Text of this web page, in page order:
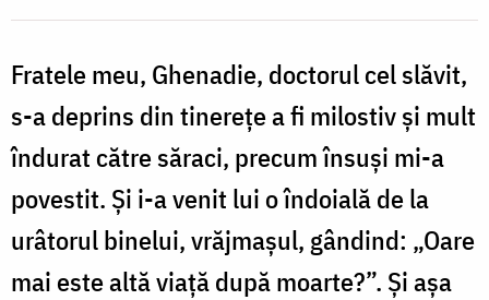
Foto:
Bogdan
Zamfirescu
Fratele meu, Ghenadie, doctorul cel slăvit,
s-a deprins din tinerețe a fi milostiv și mult
îndurat către săraci, precum însuși mi-a
povestit. Și i-a venit lui o îndoială de la
urâtorul binelui, vrăjmașul, gândind: „Oare
mai este altă viață după moarte?”. Și așa